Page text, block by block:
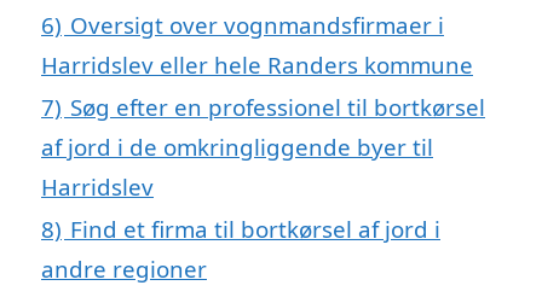
6) Oversigt over vognmandsfirmaer i
Harridslev eller hele Randers kommune
7) Søg efter en professionel til bortkørsel
af jord i de omkringliggende byer til
Harridslev
8) Find et firma til bortkørsel af jord i
andre regioner